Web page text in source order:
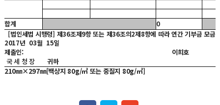
합계
0
[법인세법 시행령] 제36조제9항 또는 제36조의2제8항에 따라 연간 기부금 모금
2017년 03월 15일
제출인:
이희호
국 세 청 장
귀하
210㎜×297㎜[백상지 80g/㎡ 또는 중질지 80g/㎡]